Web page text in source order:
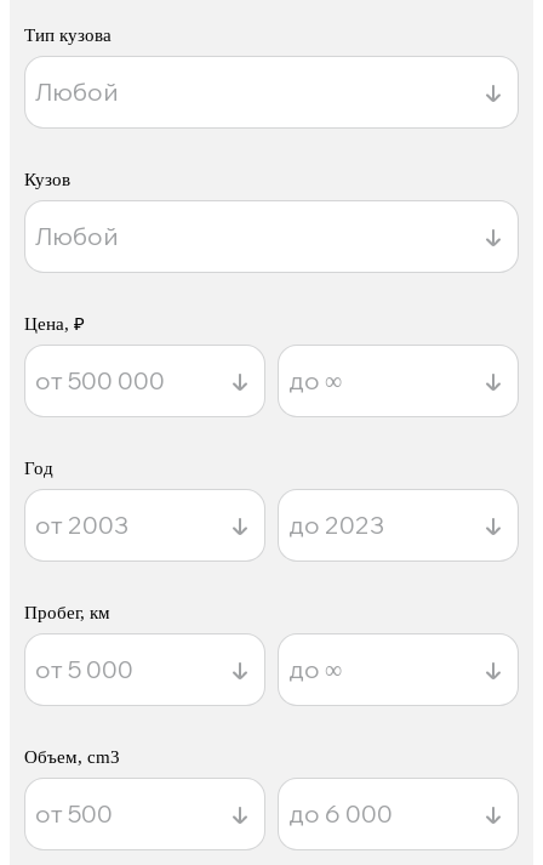
Тип кузова
Кузов
Цена, ₽
Год
Пробег, км
Объем, cm3